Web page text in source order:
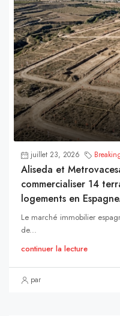
juillet 23, 2026
Aliseda et
commercialiser 14
logements en Espagne.
Le marché immobilier
de...
continuer la lecture
par